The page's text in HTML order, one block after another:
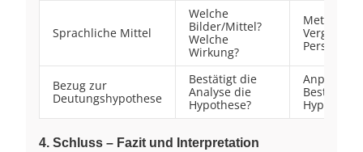
Sprachliche Mittel
Welche
Bilder/Mittel?
Welche
Wirkung?
Vergleiche,
Bezug zur
Deutungshypothese
Bestätigt die
Analyse die
Hypothese?
Hypothese
4. Schluss – Fazit und Interpretation